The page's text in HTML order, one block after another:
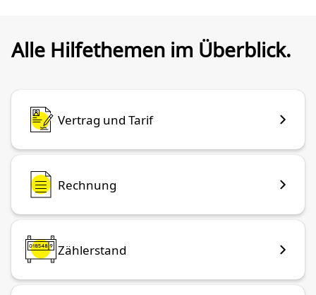
Alle Hilfethemen im Überblick.
Vertrag und Tarif
Rechnung
Zählerstand